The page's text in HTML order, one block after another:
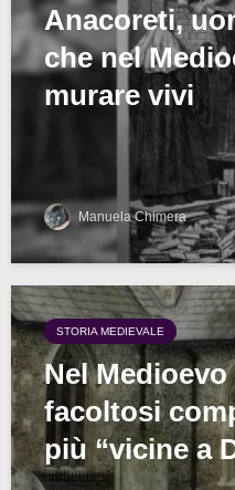
Anacoreti,
che nel
murare vivi
Manuela Chimera
STORIA MEDIEVALE
Nel
facoltosi
più “vicine a